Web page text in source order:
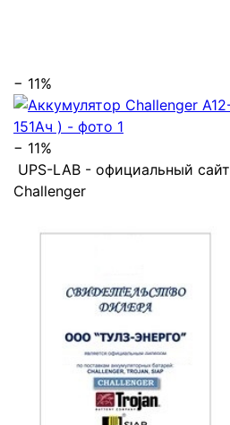
− 11%
− 11%
UPS-LAB - официальный
Challenger